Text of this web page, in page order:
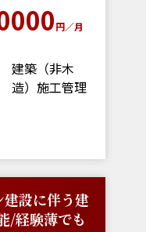
円／月
建築（非木
造）施工管理
建設に伴う建
/経験薄でも